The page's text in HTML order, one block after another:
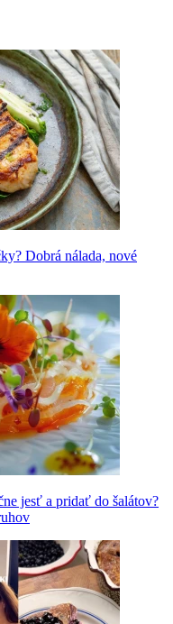
Dobrá nálada, nové
jesť a pridať do šalátov?